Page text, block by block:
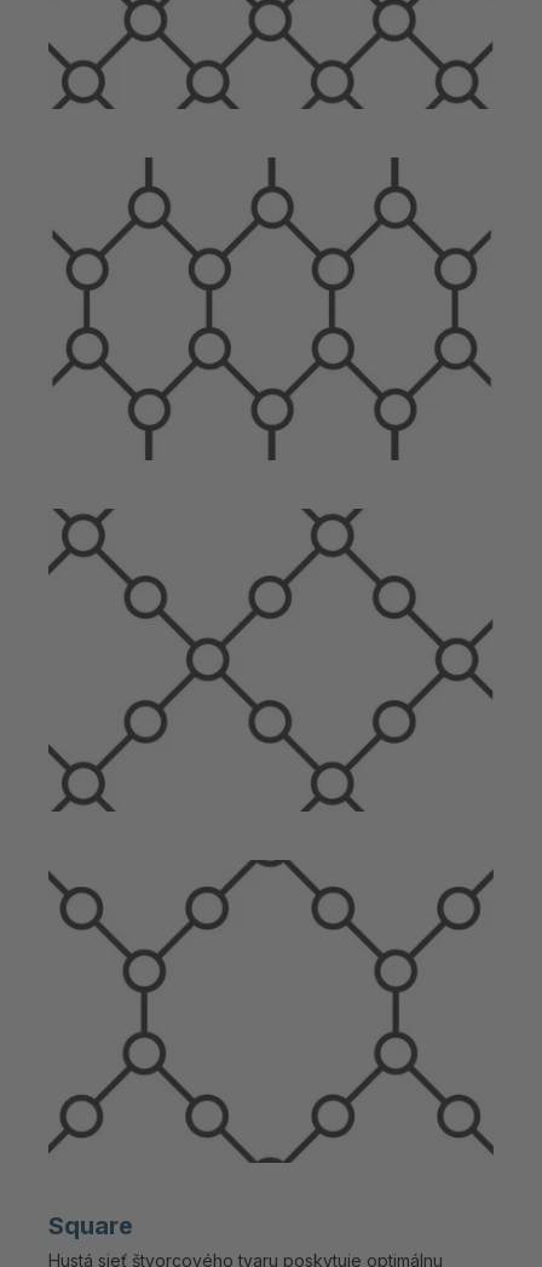
Square
Hustá sieť štvorcového tvaru poskytuje optimálnu